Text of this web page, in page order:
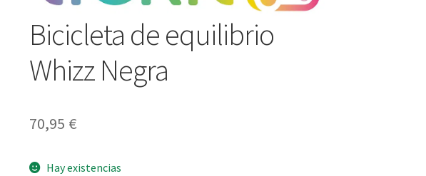
Bicicleta de equilibrio
Whizz Negra
70,95 €
Hay existencias